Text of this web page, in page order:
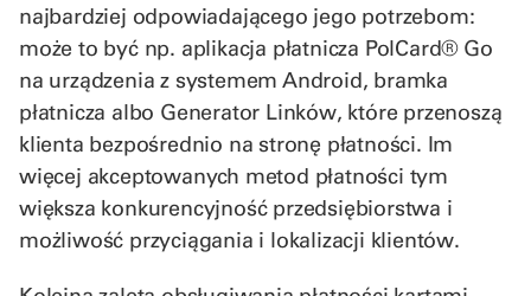
najbardziej odpowiadającego jego potrzebom:
może to być np. aplikacja płatnicza PolCard® Go
na urządzenia z systemem Android, bramka
płatnicza albo Generator Linków, które przenoszą
klienta bezpośrednio na stronę płatności. Im
więcej akceptowanych metod płatności tym
większa konkurencyjność przedsiębiorstwa i
możliwość przyciągania i lokalizacji klientów.